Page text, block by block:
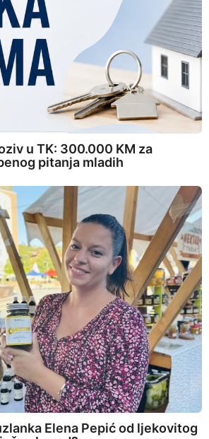
u TK: 300.000 KM za
pitanja mladih
Elena Pepić od ljekovitog